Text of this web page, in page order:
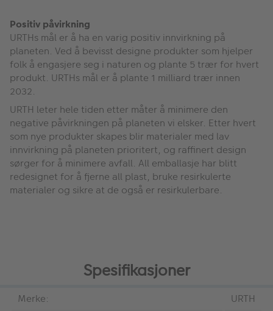
Positiv påvirkning
URTHs mål er å ha en varig positiv innvirkning på
planeten. Ved å bevisst designe produkter som hjelper
folk å engasjere seg i naturen og plante 5 trær for hvert
produkt. URTHs mål er å plante 1 milliard trær innen
2032.
URTH leter hele tiden etter måter å minimere den
negative påvirkningen på planeten vi elsker. Etter hvert
som nye produkter skapes blir materialer med lav
innvirkning på planeten prioritert, og raffinert design
sørger for å minimere avfall. All emballasje har blitt
redesignet for å fjerne all plast, bruke resirkulerte
materialer og sikre at de også er resirkulerbare.
Spesifikasjoner
Merke:
URTH